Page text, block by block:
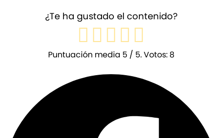
¿Te ha gustado el contenido?
Puntuación media 5 / 5. Votos: 8